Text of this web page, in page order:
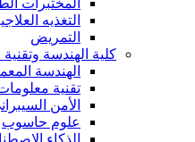
المختبرات
التغذيه
التمريض
كلية الهندسة
الهندسة
تقنية
الأمن
علوم حاسوب
الذكاء